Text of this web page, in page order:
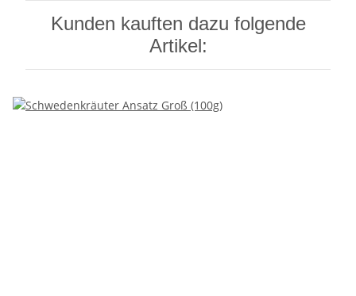
Kunden kauften dazu folgende
Artikel: